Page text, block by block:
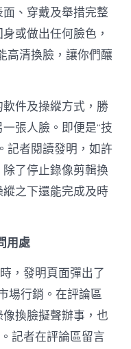
、穿戴及舉措完整
或做出任何臉色，
高清換臉，讓你們釀
件及操縱方式，勝
張人臉。即便是“技
記者閱讀發明，如許
了停止錄像剪輯換
縱之下還能完成及時
用處
，發明頁面彈出了
場行銷。在評論區
換臉擬聲辦事，也
記者在評論區留言